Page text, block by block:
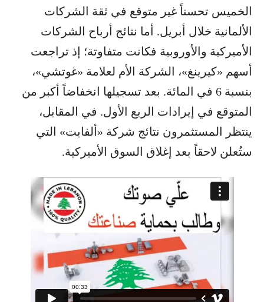
الخميس تحسناً غير متوقع في ثقة الشركات
الألمانية خلال أبريل. أما نتائج أرباح الشركات
الأميركية والأوروبية فكانت متفاوتة؛ إذ تراجعت
أسهم «كيرينغ»، الشركة الأم لعلامة «غوتشي»،
بنسبة 6 في المائة. بعد تسجيلها انخفاضاً أكبر من
المتوقع في إيرادات الربع الأول. في المقابل،
ينتظر المستثمرون نتائج شركة «ألفابت» التي
ستُعلن لاحقاً بعد إغلاق السوق الأميركية.